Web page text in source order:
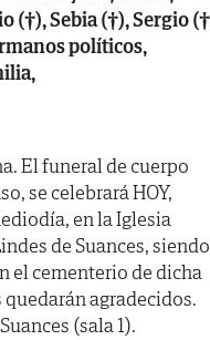
(†), Sebia (†), Sergio
políticos,
El funeral de cuerpo
se celebrará HOY,
en la Iglesia
de Suances,
el cementerio de dicha
agradecidos.
(sala 1).